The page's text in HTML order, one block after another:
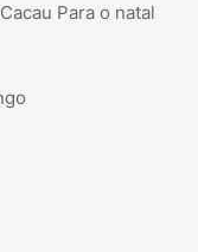
Para o natal